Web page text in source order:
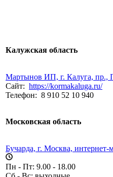
Калужская область
Мартынов ИП, г. Калуга, пр.,
Сайт: https://kormakaluga.ru/
Телефон: 8 910 52 10 940
Московская область
Бучарда, г. Москва, интернет-
Пн - Пт: 9.00 - 18.00